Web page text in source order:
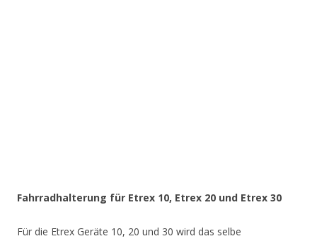
Fahrradhalterung für Etrex 10, Etrex 20 und Etrex 30
Für die Etrex Geräte 10, 20 und 30 wird das selbe